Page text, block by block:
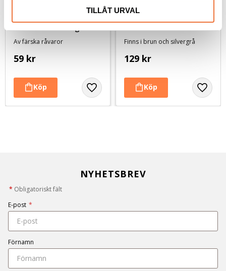
TILLÅT URVAL
2pets belöningsgodis
Lamm Mini - 100 g
Av färska råvaror
59 kr
Hundbädd/Dyna
Finns i brun och silvergrå
129 kr
NYHETSBREV
* Obligatoriskt fält
E-post *
Förnamn